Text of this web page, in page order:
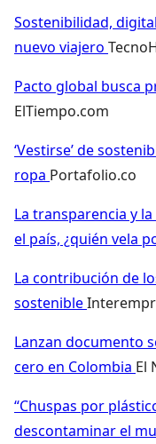
Sostenibilidad,
nuevo viajero
Pacto global busca
ElTiempo.com
‘Vestirse’ de
ropa Portafolio.co
La transparencia y
el país, ¿quién vela
La contribución de
sostenible
Lanzan documento
cero en Colombia El
“Chuspas por
descontaminar el